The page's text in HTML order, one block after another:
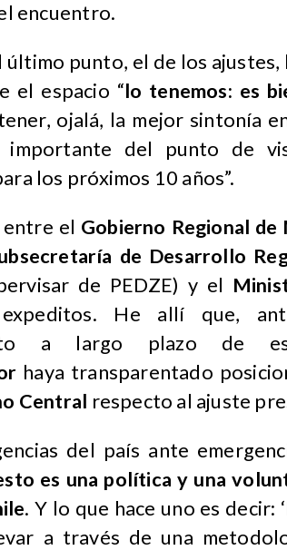
encuentro.
último punto, el de los
el espacio “lo tenemos: es
tener, ojalá, la mejor sintonía
importante del punto de
los próximos 10 años”.
entre el Gobierno Regional
de Desarrollo
de PEDZE) y el
He allí que,
a largo plazo de
haya transparentado
Central respecto al ajuste
del país ante
es una política y una
. Y lo que hace uno es decir:
a través de una